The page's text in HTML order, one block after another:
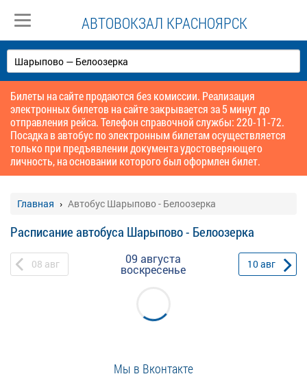
АВТОВОКЗАЛ КРАСНОЯРСК
Билеты на сайте продаются без комиссии. Реализация
электронных билетов на сайте закрывается за 5 минут до
отправления рейса. Телефон справочной службы: 220-11-72.
Посадка в автобус по электронным билетам осуществляется
только при предъявлении документа удостоверяющего
личность, на основании которого был оформлен билет.
Главная Автобус Шарыпово - Белоозерка
Расписание автобуса Шарыпово - Белоозерка
08 авг 09 августа
воскресенье 10авг
Мы в Вконтакте